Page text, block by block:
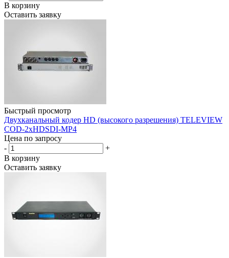
В корзину
Оставить заявку
Быстрый просмотр
Двухканальный кодер HD (высокого разрешения) TELEVIEW
COD-2xHDSDI-MP4
Цена по запросу
-
+
В корзину
Оставить заявку